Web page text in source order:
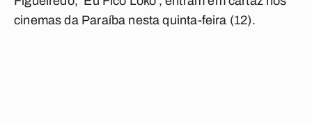
cinemas da Paraíba nesta quinta-feira (12).